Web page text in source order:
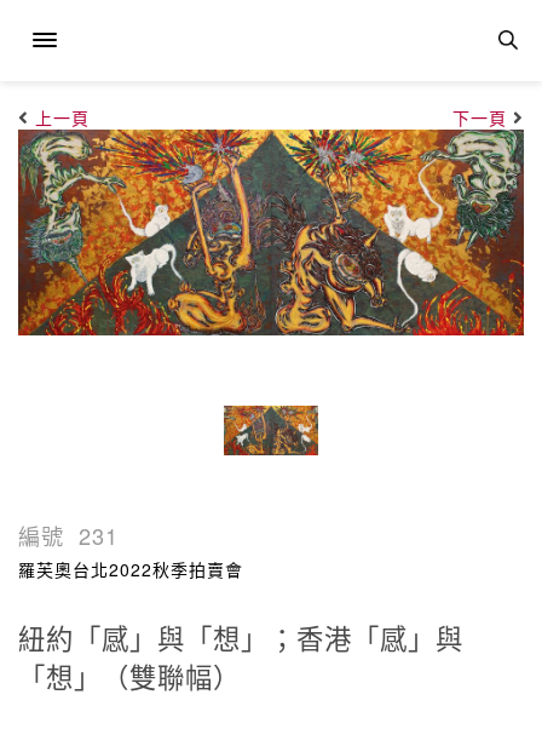
上一頁 下一頁
編號 231
羅芙奧台北2022秋季拍賣會
紐約「感」與「想」；香港「感」與
「想」（雙聯幅）